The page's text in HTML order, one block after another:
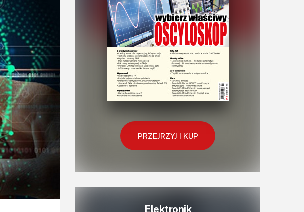
PCB/Montaż
Podstawy elektroniki
Podzespoły bierne
Półprzewodniki
Pomiary i testy
Projektowanie
Raspberry Pi
Komunikacja, RF
Robotyka
PRZEJRZYJ I KUP
Elektronik